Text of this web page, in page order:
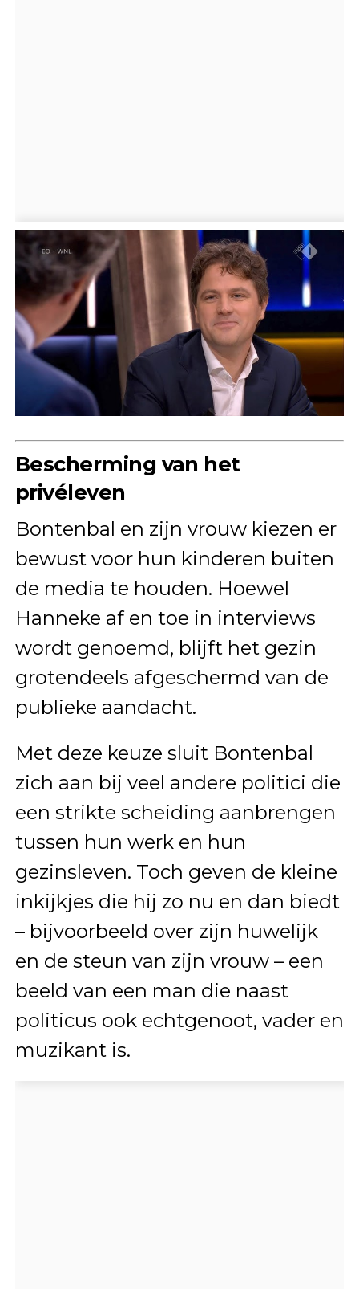
Bescherming van het
privéleven
Bontenbal en zijn vrouw kiezen er
bewust voor hun kinderen buiten
de media te houden. Hoewel
Hanneke af en toe in interviews
wordt genoemd, blijft het gezin
grotendeels afgeschermd van de
publieke aandacht.
Met deze keuze sluit Bontenbal
zich aan bij veel andere politici die
een strikte scheiding aanbrengen
tussen hun werk en hun
gezinsleven. Toch geven de kleine
inkijkjes die hij zo nu en dan biedt
– bijvoorbeeld over zijn huwelijk
en de steun van zijn vrouw – een
beeld van een man die naast
politicus ook echtgenoot, vader en
muzikant is.